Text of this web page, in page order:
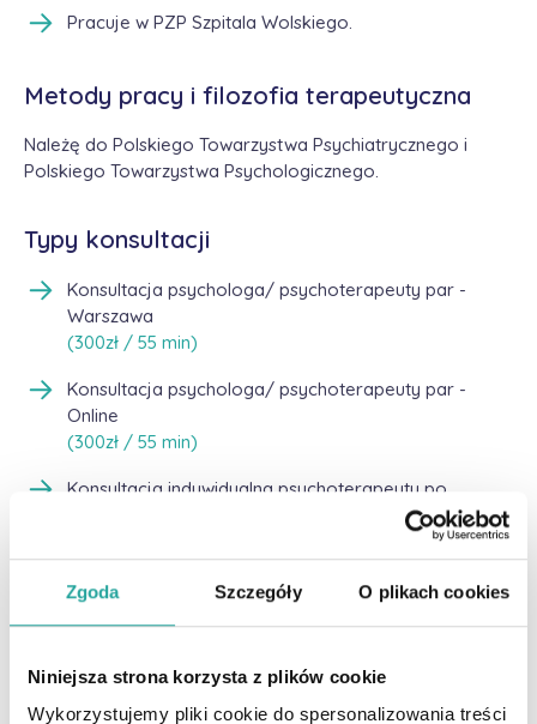
Zgoda Szczegóły O plikach cookies
Niniejsza strona korzysta z plików cookie
Wykorzystujemy pliki cookie do spersonalizowania treści
Pracuje w PZP Szpitala Wolskiego.
Metody pracy i filozofia terapeutyczna
Należę do Polskiego Towarzystwa Psychiatrycznego i
Polskiego Towarzystwa Psychologicznego.
Typy konsultacji
Konsultacja psychologa/ psychoterapeuty par -
Warszawa
(300zł / 55 min)
Konsultacja psychologa/ psychoterapeuty par -
Online
(300zł / 55 min)
Konsultacja indywidualna psychoterapeuty po
Konsultacja indywidualna psychoterapeuty po
Psychoterapia rodzinna - Warszawa
(350zł / 55 min)